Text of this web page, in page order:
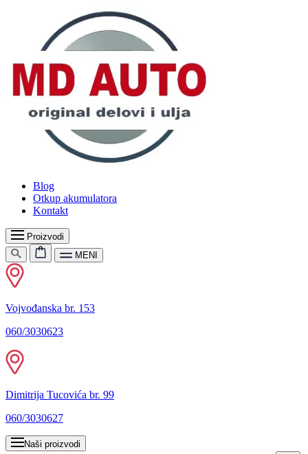
Blog
Otkup akumulatora
Kontakt
Proizvodi
MENI
Vojvođanska br. 153
060/3030623
Dimitrija Tucovića br. 99
060/3030627
Naši proizvodi